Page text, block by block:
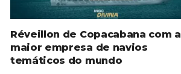
Réveillon de Copacabana com a
maior empresa de navios
temáticos do mundo